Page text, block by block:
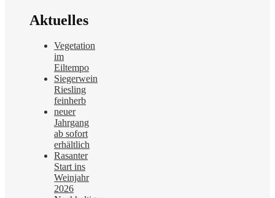
Aktuelles
Vegetation
im
Eiltempo
Siegerwein
Riesling
feinherb
neuer
Jahrgang
ab sofort
erhältlich
Rasanter
Start ins
Weinjahr
2026